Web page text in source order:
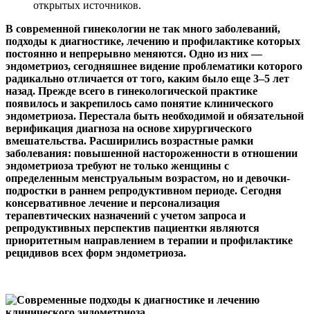
открытых источников.
В современной гинекологии не так много заболеваний,
подходы к диагностике, лечению и профилактике которых
постоянно и непрерывно меняются. Одно из них —
эндометриоз, сегодняшнее видение проблематики которого
радикально отличается от того, каким было еще 3–5 лет
назад. Прежде всего в гинекологической практике
появилось и закрепилось само понятие клинического
эндометриоза. Перестала быть необходимой и обязательной
верификация диагноза на основе хирургического
вмешательства. Расширились возрастные рамки
заболевания: повышенной настороженности в отношении
эндометриоза требуют не только женщины с
определенным менструальным возрастом, но и девочки-
подростки в раннем репродуктивном периоде. Сегодня
консервативное лечение и персонализация
терапевтических назначений с учетом запроса и
репродуктивных перспектив пациентки являются
приоритетным направлением в терапии и профилактике
рецидивов всех форм эндометриоза.